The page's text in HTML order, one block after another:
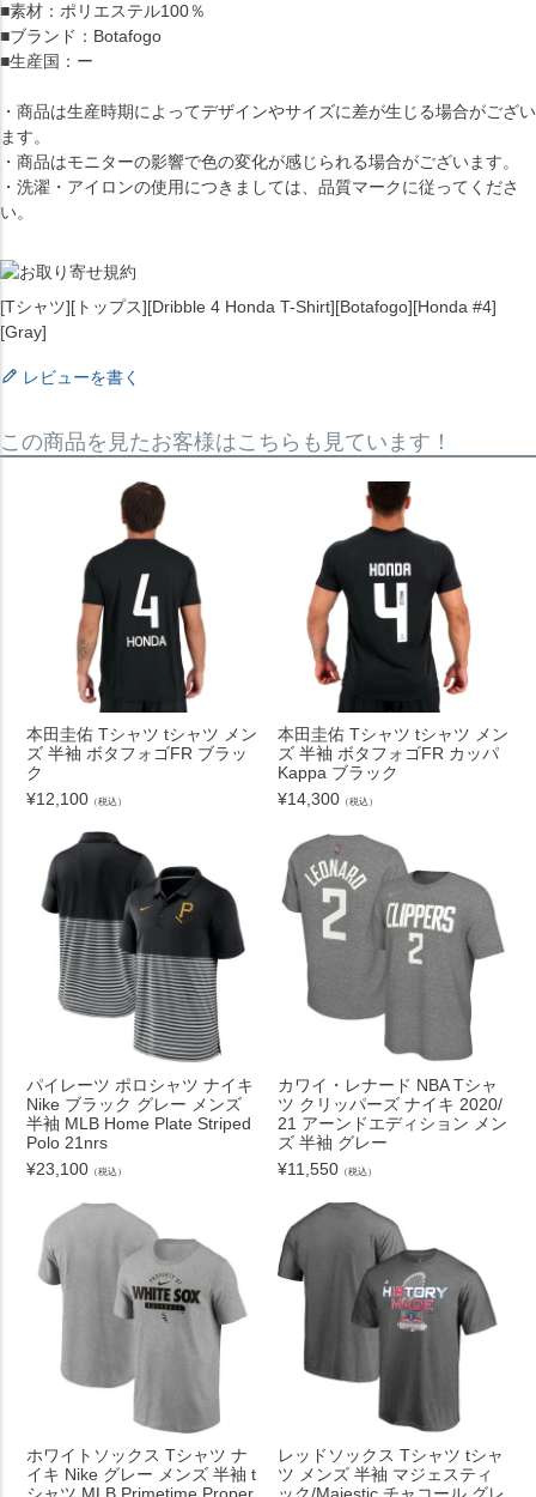
■素材：ポリエステル100％
■ブランド：Botafogo
■生産国：ー
・商品は生産時期によってデザインやサイズに差が生じる場合がござい
ます。
・商品はモニターの影響で色の変化が感じられる場合がございます。
・洗濯・アイロンの使用につきましては、品質マークに従ってくださ
い。
[Tシャツ][トップス][Dribble 4 Honda T-Shirt][Botafogo][Honda #4]
[Gray]
レビューを書く
この商品を見たお客様はこちらも見ています！
本田圭佑 Tシャツ tシャツ メン
ズ 半袖 ボタフォゴFR ブラッ
ク
¥12,100 （税込）
本田圭佑 Tシャツ tシャツ メン
ズ 半袖 ボタフォゴFR カッパ
Kappa ブラック
¥14,300 （税込）
パイレーツ ポロシャツ ナイキ
Nike ブラック グレー メンズ
半袖 MLB Home Plate Striped
Polo 21nrs
¥23,100 （税込）
カワイ・レナード NBA Tシャ
ツ クリッパーズ ナイキ 2020/
21 アーンドエディション メン
ズ 半袖 グレー
¥11,550 （税込）
ホワイトソックス Tシャツ ナ
イキ Nike グレー メンズ 半袖 t
シャツ MLB Primetime Proper
レッドソックス Tシャツ tシャ
ツ メンズ 半袖 マジェスティ
ック/Majestic チャコール グレ